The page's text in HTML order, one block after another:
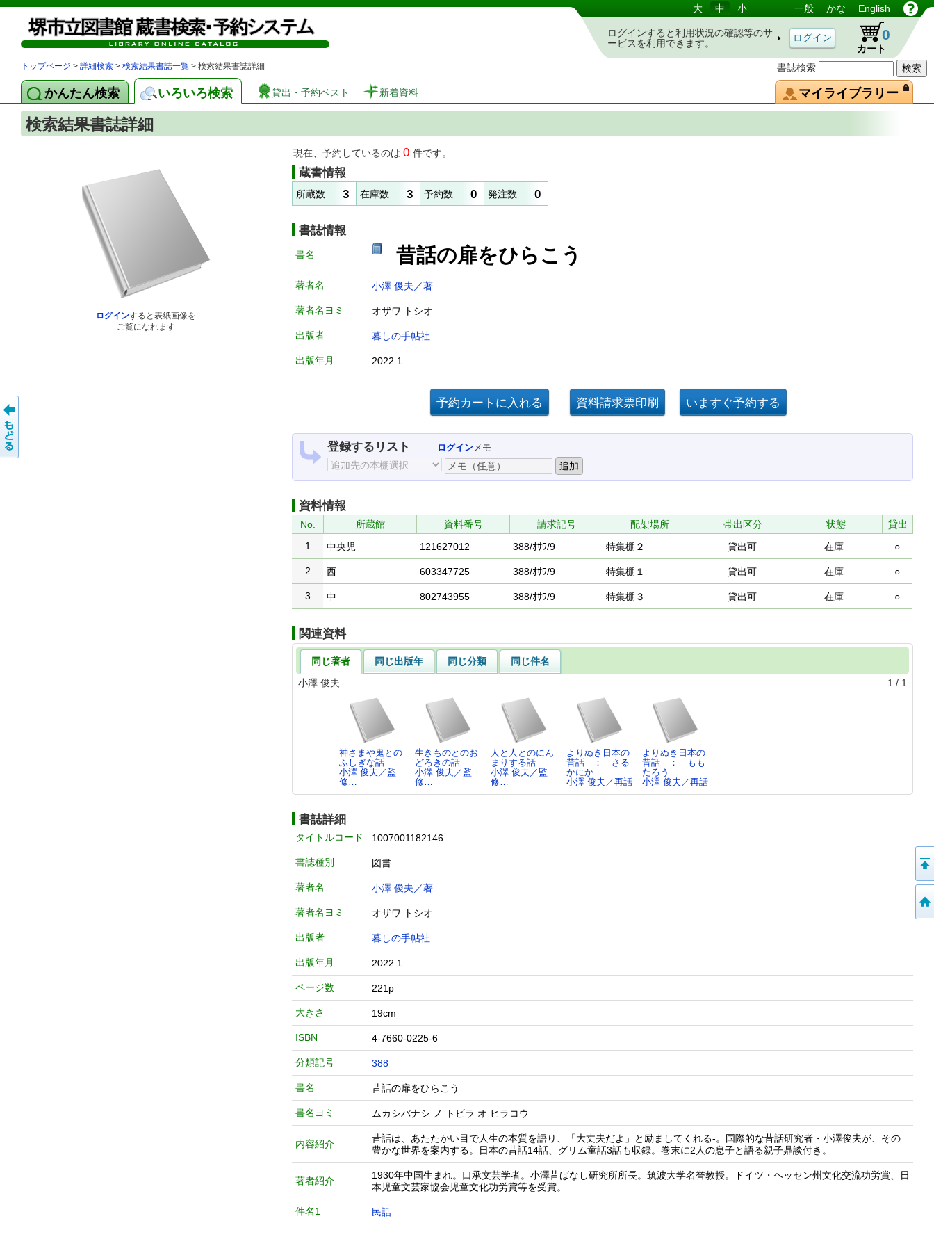
図書館 蔵書検索・予約システム
書誌検索
大 中 小 一般 かな English
ログインすると利用状況の確認等のサ
ービスを利用できます。
カート
0
トップページ > 詳細検索 > 検索結果書誌一覧 > 検索結果書誌詳細
かんたん検索 いろいろ検索 貸出・予約ベスト 新着資料 マイライブラリー
検索結果書誌詳細
ログインすると表紙画像を
ご覧になれます
現在、予約しているのは 0 件です。
蔵書情報
所蔵数 3 在庫数 3 予約数 0 発注数 0
書誌情報
書名 昔話の扉をひらこう
著者名 小澤 俊夫／著
著者名ヨミ オザワ トシオ
出版者 暮しの手帖社
出版年月 2022.1
登録するリスト ログインメモ
資料情報
No. 所蔵館 資料番号 請求記号 配架場所 帯出区分 状態
貸出
1
中央児 121627012 388/ｵｻﾜ/9 特集棚２ 貸出可 在庫 ○
2 西 603347725 388/ｵｻﾜ/9 特集棚１ 貸出可 在庫 ○
3 中 802743955 388/ｵｻﾜ/9 特集棚３ 貸出可 在庫 ○
関連資料
同じ著者 同じ出版年 同じ分類
同じ件名
小澤 俊夫
1 / 1
神さまや鬼との
ふしぎな話
小澤 俊夫／監
修…
生きものとのお
どろきの話
小澤 俊夫／監
修…
人と人とのにん
まりする話
小澤 俊夫／監
修…
よりぬき日本の
昔話 ： さる
かにか…
小澤 俊夫／再話
よりぬき日本の
昔話 ： もも
たろう…
小澤 俊夫／再話
書誌詳細
タイトルコード 1007001182146
書誌種別 図書
著者名 小澤 俊夫／著
著者名ヨミ オザワ トシオ
出版者 暮しの手帖社
出版年月 2022.1
ページ数 221p
大きさ 19cm
ISBN 4-7660-0225-6
分類記号 388
書名 昔話の扉をひらこう
書名ヨミ ムカシバナシ ノ トビラ オ ヒラコウ
内容紹介
昔話は、あたたかい目で人生の本質を語り、「大丈夫だよ」と励ましてくれる-。国際的な昔話研究者・小澤俊夫が、その
豊かな世界を案内する。日本の昔話14話、グリム童話3話も収録。巻末に2人の息子と語る親子鼎談付き。
著者紹介
1930年中国生まれ。口承文芸学者。小澤昔ばなし研究所所長。筑波大学名誉教授。ドイツ・ヘッセン州文化交流功労賞、日
本児童文芸家協会児童文化功労賞等を受賞。
件名1 民話